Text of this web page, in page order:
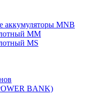
аккумуляторы MNB
MM
MS
BANK)